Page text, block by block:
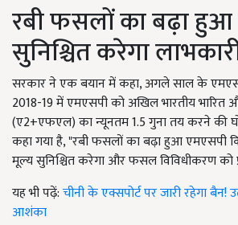
रबी फसलों का बढ़ा
सुनिश्चित करेगा
सरकार ने एक बयान में कहा, अगले साल के
2018-19 में एमएसपी को अखिल भारतीय भारित
(ए2+एफएल) का न्यूनतम 1.5 गुना तय करने की
कहा गया है, "रबी फसलों का बढ़ा हुआ एमएसपी
मूल्य सुनिश्चित करेगा और फसल विविधीकरण को
यह भी पढ़ें:चीनी के एक्सपोर्ट पर जारी रहेगा बैन!
आशंका